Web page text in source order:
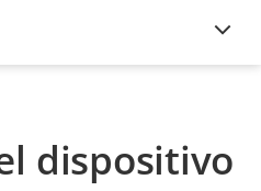
dispositivo